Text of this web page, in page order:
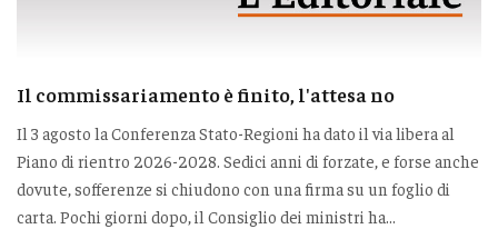
Il commissariamento è finito, l'attesa no
Il 3 agosto la Conferenza Stato-Regioni ha dato il via libera al
Piano di rientro 2026-2028. Sedici anni di forzate, e forse anche
dovute, sofferenze si chiudono con una firma su un foglio di
carta. Pochi giorni dopo, il Consiglio dei ministri ha...